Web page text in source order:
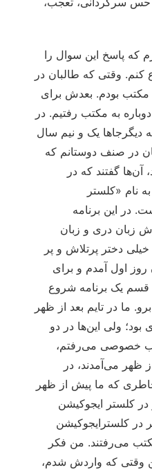
که پاسخ این سوال را
وقتی که طالبان در
بودم. بعدش برای
به مکتب رفتیم. در
دیگرجاها یک و نیم سال
در صنف دوستانم که
آن‌ها گفتند که در
نام «کلستر
در این برنامه
زبان دری و زبان
دختر پرتلاش و پر
اول آمدم و برای
قسم یک برنامه شروع
ما در تایم بعد از ظهر
بود؛ ولی این‌ها در دو
خصوصی می‌رفتم،
ظهر می‌آمدند، در
که ما پیش از ظهر
کلستر ایجوکیشن
در کلسترایجوکیشن
می‌رفتند. من فکر
وقتی که واردش شدم،